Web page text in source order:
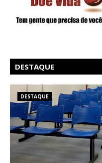
DESTAQUE
DESTAQUE